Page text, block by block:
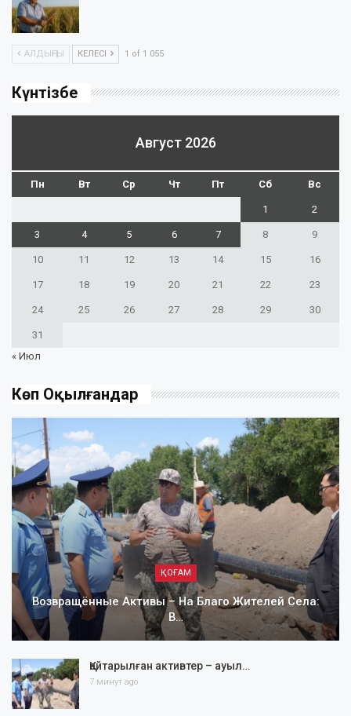
АЛДЫҢҒЫ КЕЛЕСІ 1 of 1 055
Күнтізбе
Август 2026
Пн Вт Ср Чт Пт Сб Вс
1 2
3 4 5 6 7 8 9
10 11 12 13 14 15 16
17 18 19 20 21 22 23
24 25 26 27 28 29 30
31
« Июл
Көп Оқылғандар
ҚОҒАМ
Возвращённые Активы – На Благо Жителей Села:
В…
Қайтарылған активтер – ауыл…
7 минут ago